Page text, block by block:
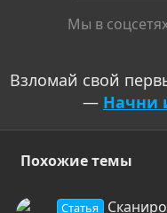
Мы в
Взломай свой
— Начни
Похожие темы
Статья